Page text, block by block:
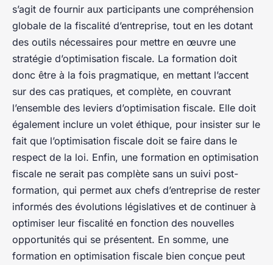
s’agit de fournir aux participants une compréhension
globale de la fiscalité d’entreprise, tout en les dotant
des outils nécessaires pour mettre en œuvre une
stratégie d’optimisation fiscale. La formation doit
donc être à la fois pragmatique, en mettant l’accent
sur des cas pratiques, et complète, en couvrant
l’ensemble des leviers d’optimisation fiscale. Elle doit
également inclure un volet éthique, pour insister sur le
fait que l’optimisation fiscale doit se faire dans le
respect de la loi. Enfin, une formation en optimisation
fiscale ne serait pas complète sans un suivi post-
formation, qui permet aux chefs d’entreprise de rester
informés des évolutions législatives et de continuer à
optimiser leur fiscalité en fonction des nouvelles
opportunités qui se présentent. En somme, une
formation en optimisation fiscale bien conçue peut